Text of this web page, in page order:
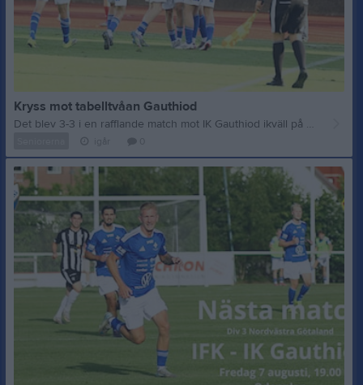
Kryss mot tabelltvåan Gauthiod
Det blev 3-3 i en rafflande match mot IK Gauthiod ikväll på Odenplan. Vi vände underläge till ledning, Gauthiod kvitterade, tog ledningen men i 82´ minuten kvitterade Belmin Varosic och det resultatet stod sig trots ett bra tryck från IFK i slutet. En mycket bra insats mot ytterligare ett av topplagen i serien. Så här säger Niclas Uvesten till FT:s reporter efter matchen: – Det är känslor som går åt alla håll ungefär. Jag menar, vi tar ju igen två underlägen. Vi tappar en ledning. Jag tycker också att det är vi som går för det på slutet och vi är nära att få in ett fjärde. Ni möter ändå tabelltvåan. – Det är både tabelltvåan och förmodligen det formstarkaste laget. Det är klart, i alla fall två utav de målen som de gör idag, det gör ju inte alla spelare på den här nivån riktigt. Det är två riktiga pärlor. Så de visar ju att de har några riktiga kanonspelare. – Men i det stora hela så är jag är vrôlstolt över grabbarna i dag. Det är skittråkigt. Vi behöver ju givetvis poäng i tabellen, men det är ju lite som du säger, vi möter en tvåa här idag, och på två matcher har vi tagit två poäng mot dem. Det är ändå starkt tycker jag. IFK´s mål: 1-1 Kalle Efraimsson (Samuel Henriksson) 2-1 Oliver Kvarndal (Kalle Efraimsson) 3-3 Belmin Varosic (Gabriel Persson) Nästa vecka väntar en ny toppmatch då vi möter Trollhättans FK borta. Matchen spelas på Stavrelunds IP kl 13.00 söndagen den 16:e augusti.